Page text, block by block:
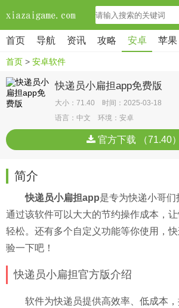
首页 导航 资讯 攻略 安卓 苹果
首页 > 安卓软件
快递员小扁担app免费版
大小：71.40 时间：2025-03-18
语言：中文 环境：安卓
官方下载 （71.40）
简介
快递员小扁担app是专为快递小哥们
通过该软件可以大大的节约操作成本，
轻松。还有多个自定义功能等你使用，
验一下吧！
快递员小扁担官方版介绍
软件为快递员提供高效率、低成本